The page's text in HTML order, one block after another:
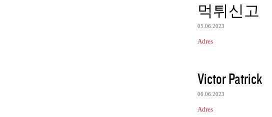
먹튀신고
05.06.2023
Adres
Victor Patrick
06.06.2023
Adres